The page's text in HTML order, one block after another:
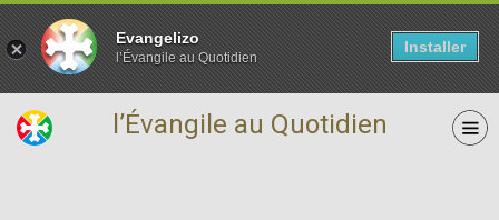
Evangelizo
l’Évangile au Quotidien
Installer
l’Évangile au Quotidien 28 janvier